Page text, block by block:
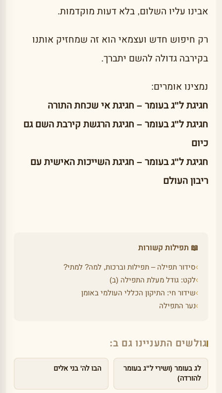
אבינו עליו השלום, בלא דעות מוקדמות.
רק חיפוש חדש ועצמאי הוא זה שמחזיק אותנו
בקירבה גדולה להשם יתברך.
נמצינו אומרים:
חגיגת ל"ג בעומר – חגיגת אי שכחת התורה
חגיגת ל"ג בעומר – חגיגת הרגשת קירבת השם גם
כיום
חגיגת ל"ג בעומר – חגיגת השייכות האישית עם
ריבון העולם
📖 תפילות קשורות
›סידור תפילה – תפילות וברכות, למה? למתי?
›לקט: גודל מעלת התפילה (ב)
›שידור חי: התיקון הכללי העולמי באומן
›נער התפילה
גולשים התעניינו גם ב:
לג בעומר (ושירי ל"ג בעומר
להורדה)
הבו לה' בני אלים